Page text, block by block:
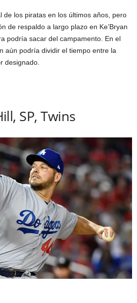
de los piratas en los últimos años, pero
de respaldo a largo plazo en Ke’Bryan
podría sacar del campamento. En el
aún podría dividir el tiempo entre la
designado.
SP, Twins